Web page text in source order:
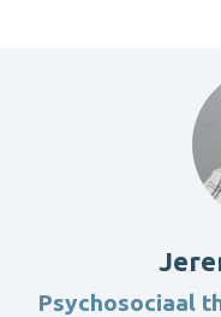
Psychosociaal